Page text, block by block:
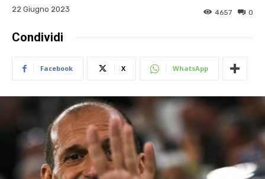
22 Giugno 2023 0
4657
Condividi
Facebook X WhatsApp